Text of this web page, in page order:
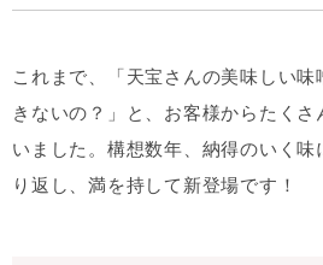
これまで、「天宝さんの美味しい
きないの？」と、お客様からたく
いました。構想数年、納得のいく
り返し、満を持して新登場です！